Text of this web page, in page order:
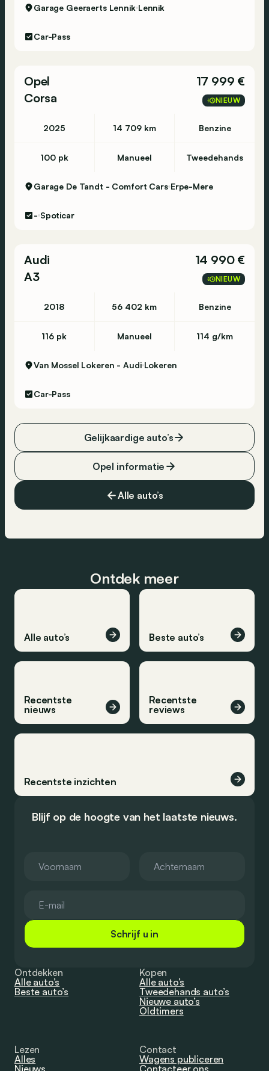
Garage Geeraerts Lennik Lennik
Car-Pass
Opel
Corsa
17 999 €
NIEUW
2025 14 709 km Benzine
100 pk Manueel Tweedehands
Garage De Tandt - Comfort Cars Erpe-Mere
- Spoticar
Audi
A3
14 990 €
NIEUW
2018 56 402 km Benzine
116 pk Manueel 114 g/km
Van Mossel Lokeren - Audi Lokeren
Car-Pass
Alle auto’s
Opel informatie
Gelijkaardige auto’s
Ontdek meer
Alle auto’s Beste auto’s
Recentste
nieuws
Recentste
reviews
Recentste inzichten
Blijf op de hoogte van het laatste nieuws.
Schrijf u in
Ontdekken
Alle auto’s
Beste auto’s
Kopen
Alle auto’s
Tweedehands auto’s
Nieuwe auto’s
Oldtimers
Lezen
Alles
Nieuws
Contact
Wagens publiceren
Contacteer ons